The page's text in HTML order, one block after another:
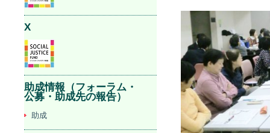
X
助成情報（フォーラム・
公募・助成先の報告）
助成